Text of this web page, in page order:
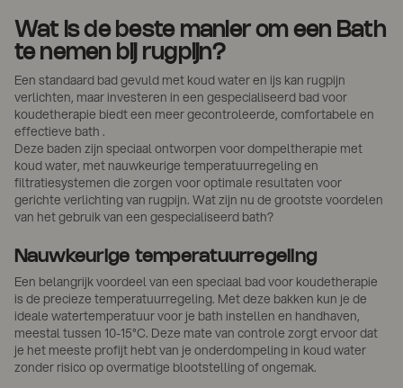
Wat is de beste manier om een Bath
te nemen bij rugpijn?
Een standaard bad gevuld met koud water en ijs kan rugpijn
verlichten, maar investeren in een gespecialiseerd bad voor
koudetherapie biedt een meer gecontroleerde, comfortabele en
effectieve bath .
Deze baden zijn speciaal ontworpen voor dompeltherapie met
koud water, met nauwkeurige temperatuurregeling en
filtratiesystemen die zorgen voor optimale resultaten voor
gerichte verlichting van rugpijn. Wat zijn nu de grootste voordelen
van het gebruik van een gespecialiseerd bath?
Nauwkeurige temperatuurregeling
Een belangrijk voordeel van een speciaal bad voor koudetherapie
is de precieze temperatuurregeling. Met deze bakken kun je de
ideale watertemperatuur voor je bath instellen en handhaven,
meestal tussen 10-15°C. Deze mate van controle zorgt ervoor dat
je het meeste profijt hebt van je onderdompeling in koud water
zonder risico op overmatige blootstelling of ongemak.